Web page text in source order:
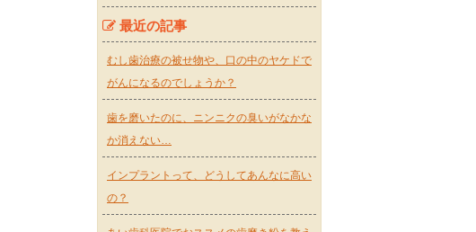
最近の記事
むし歯治療の被せ物や、口の中のヤケドで
がんになるのでしょうか？
歯を磨いたのに、ニンニクの臭いがなかな
か消えない…
インプラントって、どうしてあんなに高い
の？